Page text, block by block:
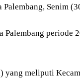
Senim
Palembang
yang meliputi